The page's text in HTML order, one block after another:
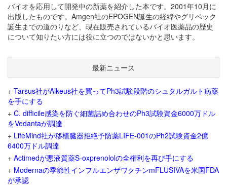
バイオを応用して開発中の新薬を紹介した本です。2001年10月に
出版したものです。Amgen社のEPOGEN誕生の経緯やグリベック
誕生までの道のりなど、現在販売されているバイオ医薬品の歴史
について知りたい方には役に立つのではないかと思います。
最新ニュース
+ Tarsus社がAlkeus社を買ってPh3試験段階のシュタルガルト病薬
を手にする
+ C. difficile感染を防ぐ細菌詰め合わせのPh3試験資金6000万ドル
をVedantaが調達
+ LifeMind社が移植臓器拒絶予防薬LIFE-001のPh2試験資金2億
6400万ドル調達
+ Actimedが悪液質薬S-oxprenololの全権利を再び手にする
+ Modernaの季節性インフルエンザワクチンmFLUSIVAを米国FDA
が承認